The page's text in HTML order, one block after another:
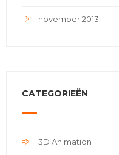
november 2013
CATEGORIEËN
3D Animation